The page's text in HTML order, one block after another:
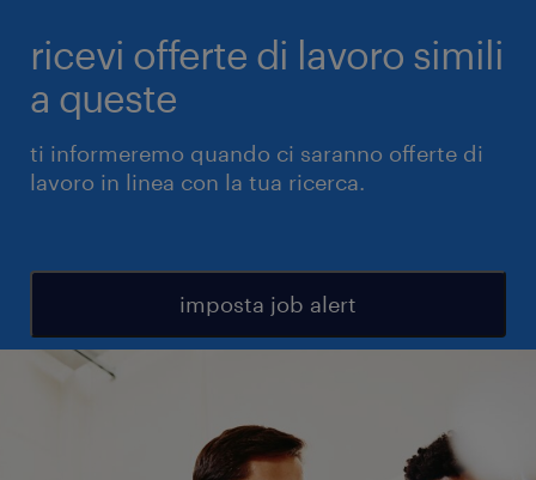
ricevi offerte di lavoro simili
a queste
ti informeremo quando ci saranno offerte di
lavoro in linea con la tua ricerca.
imposta job alert